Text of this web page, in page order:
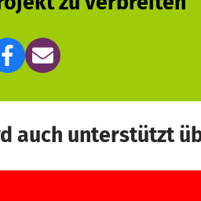
auch unterstützt